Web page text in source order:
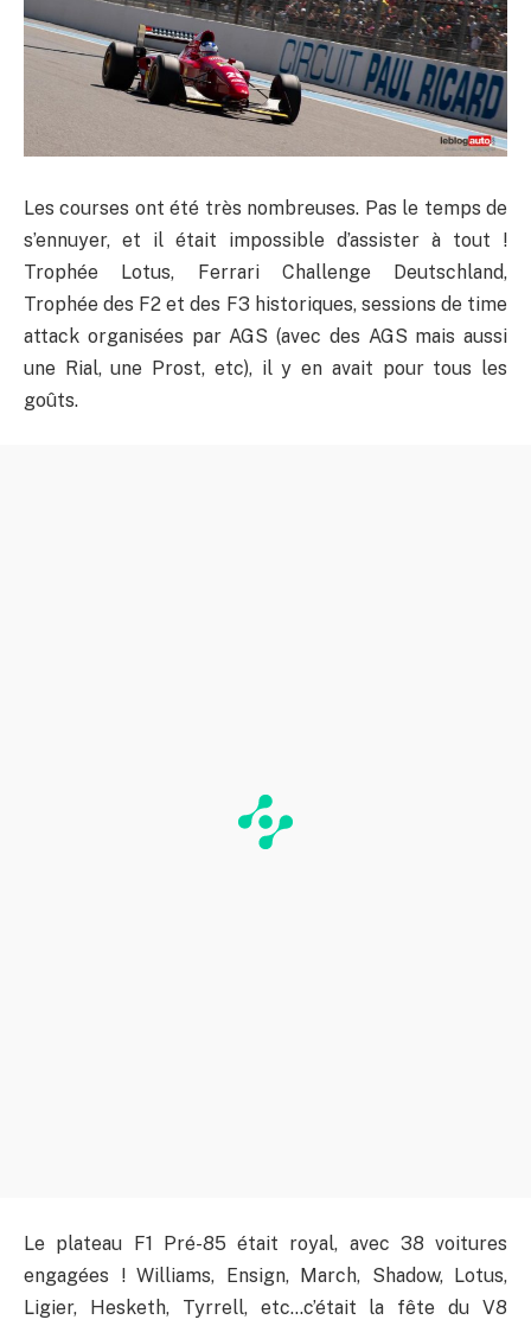
Les courses ont été très nombreuses. Pas le temps de
s’ennuyer, et il était impossible d’assister à tout !
Trophée Lotus, Ferrari Challenge Deutschland,
Trophée des F2 et des F3 historiques, sessions de time
attack organisées par AGS (avec des AGS mais aussi
une Rial, une Prost, etc), il y en avait pour tous les
goûts.
Le plateau F1 Pré-85 était royal, avec 38 voitures
engagées ! Williams, Ensign, March, Shadow, Lotus,
Ligier, Hesketh, Tyrrell, etc…c’était la fête du V8